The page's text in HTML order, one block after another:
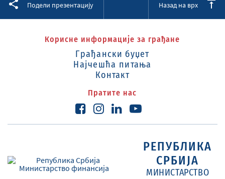
Подели презентацију Назад на врх
Корисне информације за грађане
Грађански буџет
Најчешћа питања
Контакт
Пратите нас
РЕПУБЛИКА
СРБИЈА
МИНИСТАРСТВО